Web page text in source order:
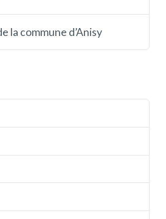
la commune d’Anisy